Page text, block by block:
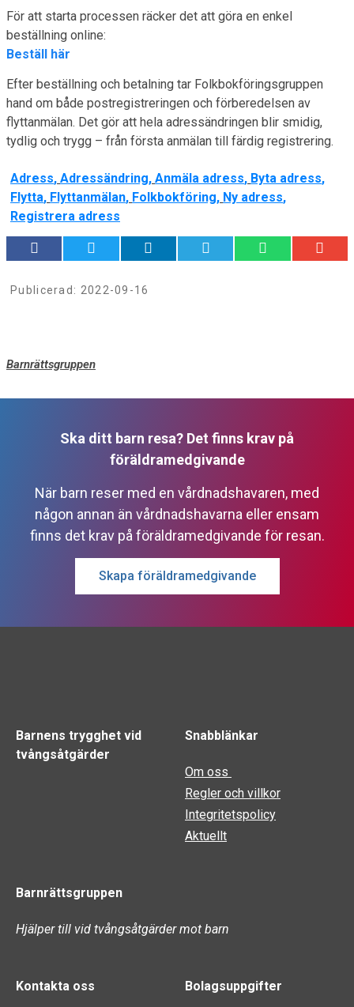
För att starta processen räcker det att göra en enkel
beställning online:
Beställ här
Efter beställning och betalning tar Folkbokföringsgruppen
hand om både postregistreringen och förberedelsen av
flyttanmälan. Det gör att hela adressändringen blir smidig,
tydlig och trygg – från första anmälan till färdig registrering.
Adress, Adressändring, Anmäla adress, Byta adress,
Flytta, Flyttanmälan, Folkbokföring, Ny adress,
Registrera adress
Publicerad: 2022-09-16
Barnrättsgruppen
Ska ditt barn resa? Det finns krav på
föräldramedgivande
När barn reser med en vårdnadshavaren, med
någon annan än vårdnadshavarna eller ensam
finns det krav på föräldramedgivande för resan.
Skapa föräldramedgivande
Barnens trygghet vid
tvångsåtgärder
Snabblänkar
Om oss
Regler och villkor
Integritetspolicy
Aktuellt
Barnrättsgruppen
Hjälper till vid tvångsåtgärder mot barn
Kontakta oss Bolagsuppgifter